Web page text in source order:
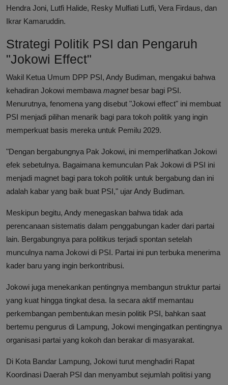
Hendra Joni, Lutfi Halide, Resky Mulfiati Lutfi, Vera Firdaus, dan
Ikrar Kamaruddin.
Strategi Politik PSI dan Pengaruh
"Jokowi Effect"
Wakil Ketua Umum DPP PSI, Andy Budiman, mengakui bahwa
kehadiran Jokowi membawa magnetbesar bagi PSI.
Menurutnya, fenomena yang disebut "Jokowi effect" ini membuat
PSI menjadi pilihan menarik bagi para tokoh politik yang ingin
memperkuat basis mereka untuk Pemilu 2029.
"Dengan bergabungnya Pak Jokowi, ini memperlihatkan Jokowi
efek sebetulnya. Bagaimana kemunculan Pak Jokowi di PSI ini
menjadi magnet bagi para tokoh politik untuk bergabung dan ini
adalah kabar yang baik buat PSI," ujar Andy Budiman.
Meskipun begitu, Andy menegaskan bahwa tidak ada
perencanaan sistematis dalam penggabungan kader dari partai
lain. Bergabungnya para politikus terjadi spontan setelah
munculnya nama Jokowi di PSI. Partai ini pun terbuka menerima
kader baru yang ingin berkontribusi.
Jokowi juga menekankan pentingnya membangun struktur partai
yang kuat hingga tingkat desa. Ia secara aktif memantau
perkembangan pembentukan mesin politik PSI, bahkan saat
bertemu pengurus di Lampung, Jokowi mengingatkan pentingnya
organisasi partai yang kokoh dan berakar di masyarakat.
Di Kota Bandar Lampung, Jokowi turut menghadiri Rapat
Koordinasi Daerah PSI dan menyambut sejumlah politisi yang